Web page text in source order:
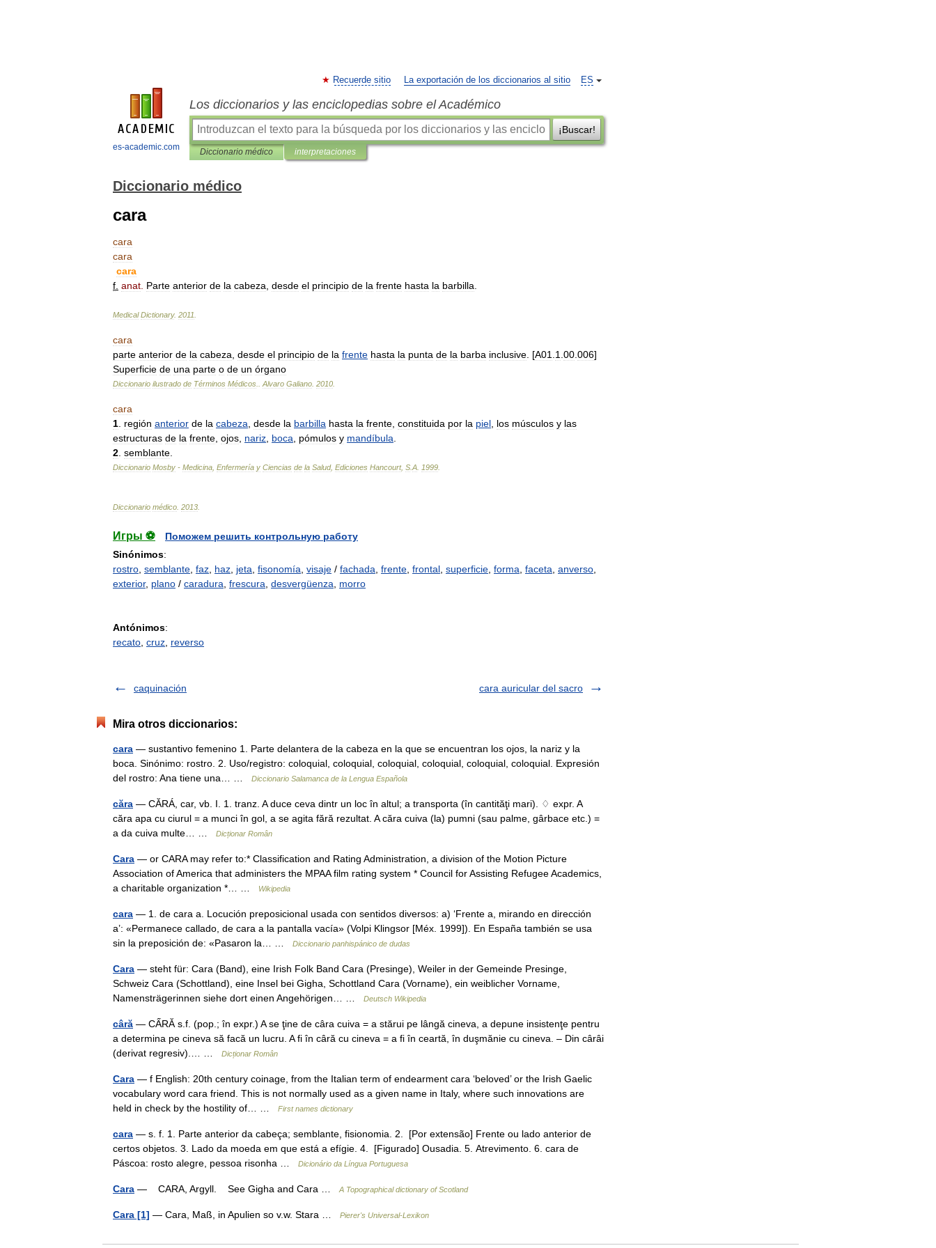
es-academic.com
ES
Recuerde sitio La exportación de los diccionarios al sitio
Los diccionarios y las enciclopedias sobre el Académico
¡Buscar!
Diccionario médico interpretaciones
Diccionario médico
cara
cara
cara
cara
f anat Parte anterior de la cabeza desde el principio de la frente hasta la barbilla
Medical Dictionary. 2011
cara
parte anterior de la cabeza desde el principio de la frente hasta la punta de la barba inclusive . [A01 1 00 006]
Superficie de una parte o de un órgano
Diccionario ilustrado de Términos Médicos Alvaro Galiano 2010
cara
1 región anterior de la cabeza desde la barbilla hasta la frente constituida por la piel los músculos y las
estructuras de la frente ojos nariz boca pómulos y mandíbula
2 semblante
Diccionario Mosby - Medicina Enfermería y Ciencias de la Salud, Ediciones Hancourt, S A 1999
Diccionario médico 2013
Игры ⚽
Поможем решить контрольную работу
Sinónimos:
rostro semblante faz haz jeta fisonomía visaje / fachada frente frontal superficie forma faceta anverso
exterior, plano / caradura frescura desvergüenza morro
Antónimos:
recato cruz reverso
caquinación cara auricular del sacro
Mira otros diccionarios:
cara — sustantivo femenino 1. Parte delantera de la cabeza en la que se encuentran los ojos, la nariz y la
boca. Sinónimo: rostro. 2. Uso/registro: coloquial, coloquial, coloquial, coloquial, coloquial, coloquial. Expresión
del rostro: Ana tiene una… …
Diccionario Salamanca de la Lengua Española
căra — CĂRÁ, car, vb. I. 1. tranz. A duce ceva dintr un loc în altul; a transporta (în cantităţi mari). ♢ expr. A
căra apa cu ciurul = a munci în gol, a se agita fără rezultat. A căra cuiva (la) pumni (sau palme, gârbace etc.) =
a da cuiva multe… …
Dicționar Român
Cara — or CARA may refer to:* Classification and Rating Administration, a division of the Motion Picture
Association of America that administers the MPAA film rating system * Council for Assisting Refugee Academics,
a charitable organization *… …
Wikipedia
cara — 1. de cara a. Locución preposicional usada con sentidos diversos: a) ‘Frente a, mirando en dirección
a’: «Permanece callado, de cara a la pantalla vacía» (Volpi Klingsor [Méx. 1999]). En España también se usa
sin la preposición de: «Pasaron la… …
Diccionario panhispánico de dudas
Cara — steht für: Cara (Band), eine Irish Folk Band Cara (Presinge), Weiler in der Gemeinde Presinge,
Schweiz Cara (Schottland), eine Insel bei Gigha, Schottland Cara (Vorname), ein weiblicher Vorname,
Namensträgerinnen siehe dort einen Angehörigen… …
Deutsch Wikipedia
câră — CẤRĂ s.f. (pop.; în expr.) A se ţine de câra cuiva = a stărui pe lângă cineva, a depune insistenţe pentru
a determina pe cineva să facă un lucru. A fi în câră cu cineva = a fi în ceartă, în duşmănie cu cineva. – Din cârâi
(derivat regresiv).… …
Dicționar Român
Cara — f English: 20th century coinage, from the Italian term of endearment cara ‘beloved’ or the Irish Gaelic
vocabulary word cara friend. This is not normally used as a given name in Italy, where such innovations are
held in check by the hostility of… …
First names dictionary
cara — s. f. 1. Parte anterior da cabeça; semblante, fisionomia. 2. [Por extensão] Frente ou lado anterior de
certos objetos. 3. Lado da moeda em que está a efígie. 4. [Figurado] Ousadia. 5. Atrevimento. 6. cara de
Páscoa: rosto alegre, pessoa risonha …
Dicionário da Língua Portuguesa
Cara — CARA, Argyll. See Gigha and Cara … A Topographical dictionary of Scotland
Cara [1] — Cara, Maß, in Apulien so v.w. Stara … Pierer's Universal-Lexikon